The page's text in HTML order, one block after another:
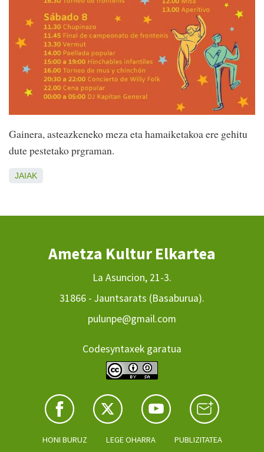
Gainera, asteazkeneko meza eta hamaiketakoa ere gehitu
dute pestetako prgraman.
JAIAK
Ametza Kultur Elkartea
La Asuncion, 21-3.
31866 - Jauntsarats (Basaburua).
pulunpe@gmail.com
Codesyntaxek garatua
HONI BURUZ LEGE OHARRA PUBLIZITATEA